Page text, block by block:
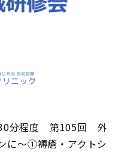
分程度 第105回 外
に～①褥瘡・アクトシ